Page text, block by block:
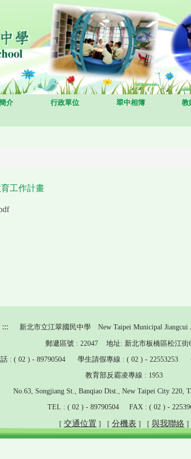
介 行政單位 翠中相簿 教
工作計畫
::: 新北市立江翠國民中學 New Taipei Municipal Jiangcui
郵遞區號 : 22047 地址: 新北市板橋區松江街
: ( 02 ) - 89790504 學生請假專線 : ( 02 ) - 22553253
教育部反霸凌專線 : 1953
No.63, Songjiang St., Banqiao Dist., New Taipei City 220,
TEL : ( 02 ) - 89790504 FAX : ( 02 ) -
[ 交通位置 ] [ 分機表 ] [ 與我聯絡 ]